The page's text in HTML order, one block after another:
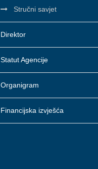
Stručni savjet
Direktor
Statut Agencije
Organigram
Financijska izvješća